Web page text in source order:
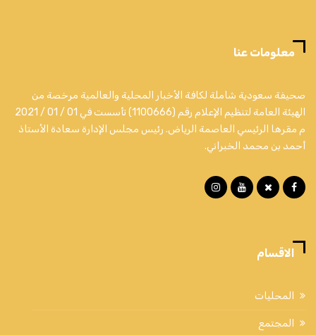
معلومات عنا
صحيفة سعودية شاملة لكافة الأخبار المحلية والعالمية مرخصة من
الهيئة العامة لتنظيم الإعلام رقم (1100666) تأسست في 01 / 01 / 2021
م مقرها الرئيسي العاصمة الرياض. رئيس مجلس الإدارة سعادة الأستاذ
أحمد بن محمد الخبراني.
الاقسام
المحليات
المجتمع